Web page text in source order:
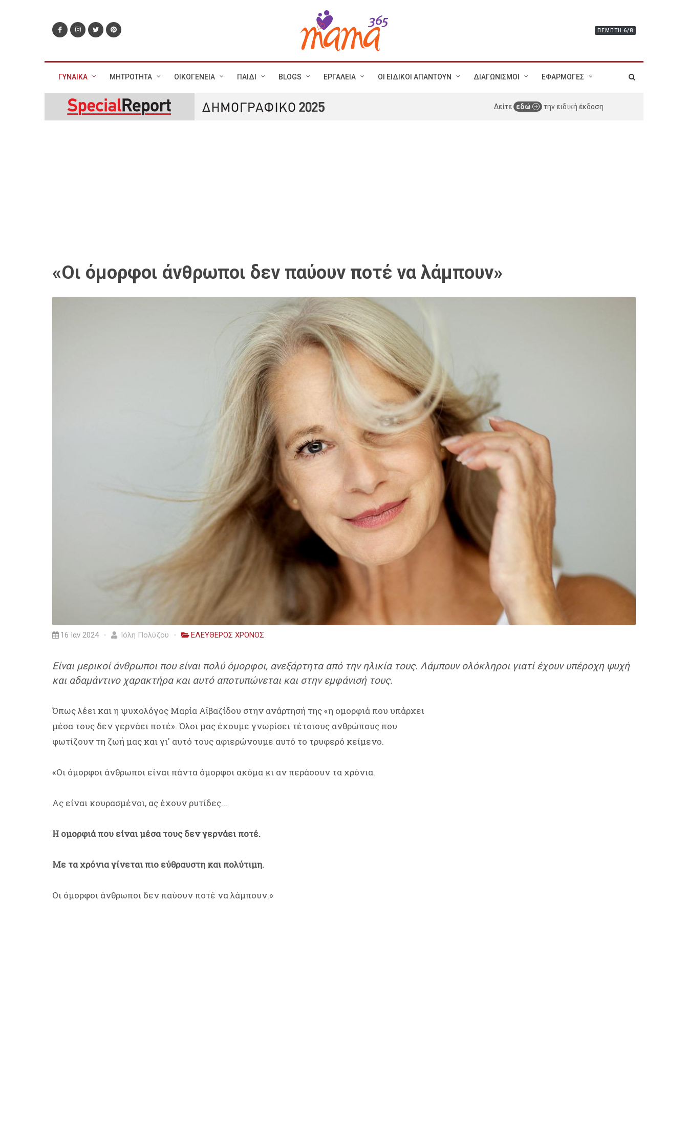
ΠΈΜΠΤΗ 6/8
ΓΥΝΑΙΚΑ ΜΗΤΡΟΤΗΤΑ ΟΙΚΟΓΕΝΕΙΑ ΠΑΙΔΙ BLOGS ΕΡΓΑΛΕΙΑ ΟΙ ΕΙΔΙΚΟΙ ΑΠΑΝΤΟΥΝ ΔΙΑΓΩΝΙΣΜΟΙ ΕΦΑΡΜΟΓΕΣ
Δείτε εδώ την ειδική έκδοση
«Οι όμορφοι άνθρωποι δεν παύουν ποτέ να λάμπουν»
16 Ιαν 2024 Ιόλη Πολύζου ΕΛΕΥΘΕΡΟΣ ΧΡΟΝΟΣ
Είναι μερικοί άνθρωποι που είναι πολύ όμορφοι, ανεξάρτητα από την ηλικία τους. Λάμπουν ολόκληροι γιατί έχουν υπέροχη ψυχή
και αδαμάντινο χαρακτήρα και αυτό αποτυπώνεται και στην εμφάνισή τους.
Όπως λέει και η ψυχολόγος Μαρία Αϊβαζίδου στην ανάρτησή της «η ομορφιά που υπάρχει
μέσα τους δεν γερνάει ποτέ». Όλοι μας έχουμε γνωρίσει τέτοιους ανθρώπους που
φωτίζουν τη ζωή μας και γι' αυτό τους αφιερώνουμε αυτό το τρυφερό κείμενο.
«Οι όμορφοι άνθρωποι είναι πάντα όμορφοι ακόμα κι αν περάσουν τα χρόνια.
Ας είναι κουρασμένοι, ας έχουν ρυτίδες...
Η ομορφιά που είναι μέσα τους δεν γερνάει ποτέ.
Με τα χρόνια γίνεται πιο εύθραυστη και πολύτιμη.
Οι όμορφοι άνθρωποι δεν παύουν ποτέ να λάμπουν.»